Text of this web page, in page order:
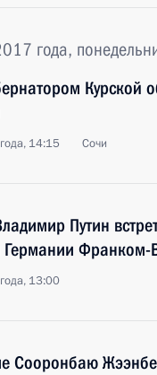
года,
Курской
14:15 Сочи
Путин
Германии
13:00
Сооронбаю